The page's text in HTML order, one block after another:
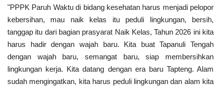
"PPPK Paruh Waktu di bidang kesehatan harus menjadi pelopor
kebersihan, mau naik kelas itu peduli lingkungan, bersih,
tanggap itu dari bagian prasyarat Naik Kelas, Tahun 2026 ini kita
harus hadir dengan wajah baru. Kita buat Tapanuli Tengah
dengan wajah baru, semangat baru, siap membersihkan
lingkungan kerja. Kita datang dengan era baru Tapteng. Alam
sudah mengingatkan, kita harus peduli lingkungan dan alam kita